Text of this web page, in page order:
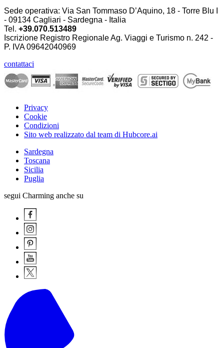
Sede operativa: Via San Tommaso D’Aquino, 18 - Torre Blu I
- 09134 Cagliari - Sardegna - Italia
Tel. +39.070.513489
Iscrizione Registro Regionale Ag. Viaggi e Turismo n. 242 -
P. IVA09642040969
contattaci
Privacy
Cookie
Condizioni
Sito web realizzato dal team di Hubcore.ai
Sardegna
Toscana
Sicilia
Puglia
segui Charming anche su